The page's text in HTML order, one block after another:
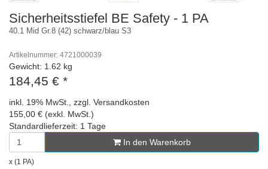
Previous Next
Sicherheitsstiefel BE Safety - 1 PA
40.1 Mid Gr.8 (42) schwarz/blau S3
Artikelnummer: 4721000039
Gewicht: 1.62 kg
184,45 € *
inkl. 19% MwSt., zzgl. Versandkosten
155,00 € (exkl. MwSt.)
Standardlieferzeit: 1 Tage
In den Warenkorb
x (1 PA)